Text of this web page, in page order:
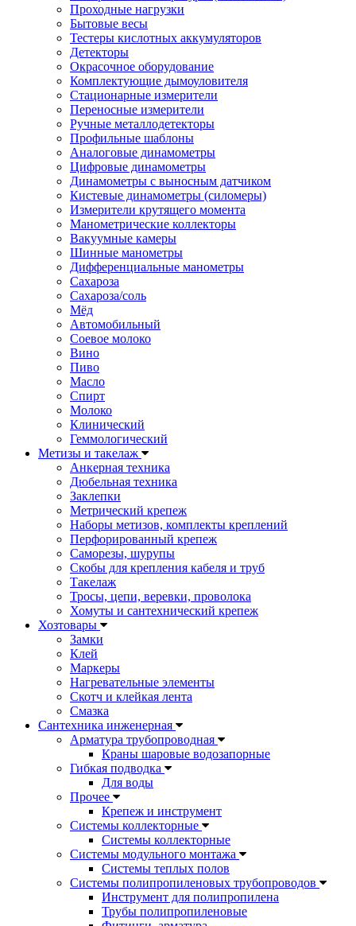
Проходные нагрузки
Бытовые весы
Тестеры кислотных аккумуляторов
Детекторы
Окрасочное оборудование
Комплектующие дымоуловителя
Стационарные измерители
Переносные измерители
Ручные металлодетекторы
Профильные шаблоны
Аналоговые динамометры
Цифровые динамометры
Динамометры с выносным датчиком
Кистевые динамометры (силомеры)
Измерители крутящего момента
Манометрические коллекторы
Вакуумные камеры
Шинные манометры
Дифференциальные манометры
Сахароза
Сахароза/соль
Мёд
Автомобильный
Соевое молоко
Вино
Пиво
Масло
Спирт
Молоко
Клинический
Геммологический
Метизы и такелаж
Анкерная техника
Дюбельная техника
Заклепки
Метрический крепеж
Наборы метизов, комплекты креплений
Перфорированный крепеж
Саморезы, шурупы
Скобы для крепления кабеля и труб
Такелаж
Тросы, цепи, веревки, проволока
Хомуты и сантехнический крепеж
Хозтовары
Замки
Клей
Маркеры
Нагревательные элементы
Скотч и клейкая лента
Смазка
Сантехника инженерная
Арматура трубопроводная
Краны шаровые водозапорные
Гибкая подводка
Для воды
Прочее
Крепеж и инструмент
Системы коллекторные
Системы коллекторные
Системы модульного монтажа
Системы теплых полов
Системы полипропиленовых трубопроводов
Инструмент для полипропилена
Трубы полипропиленовые